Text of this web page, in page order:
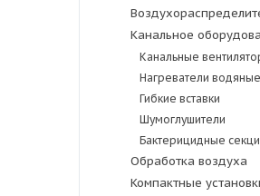
Отопление и
Электрика
Канальное
Канальные
Нагреватели водяные
Гибкие вставки
Шумоглушители
Бактерицидные
Обработка воздуха
Компактные